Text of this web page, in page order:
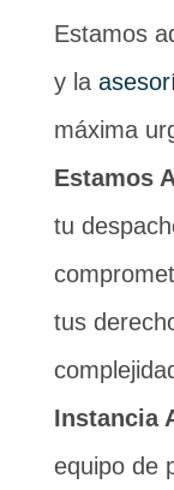
Estamos
y la
máxima
Estamos
tu
tus
Instancia
equipo de